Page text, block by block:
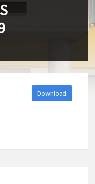
Download